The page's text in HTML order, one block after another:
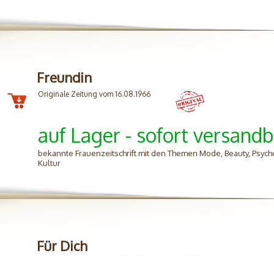
Freundin
Originale Zeitung vom 16.08.1966
auf Lager - sofort
bekannte Frauenzeitschrift mit den Themen Mode, Beauty,
Kultur
Für Dich